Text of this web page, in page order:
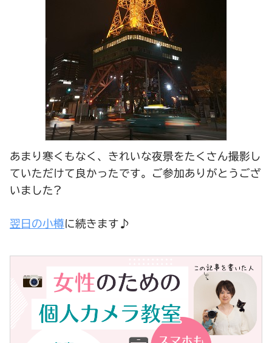
あまり寒くもなく、きれいな夜景をたくさん撮影し
ていただけて良かったです。ご参加ありがとうござ
いました?
翌日の小樽に続きます♪